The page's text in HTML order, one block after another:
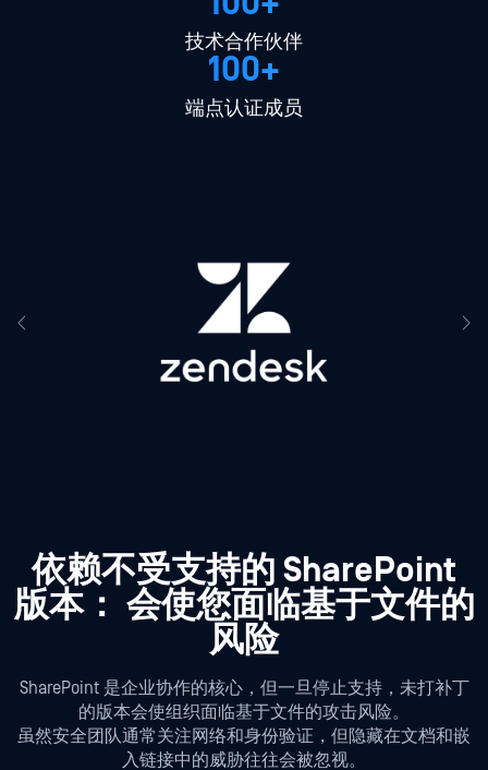
技术合作伙伴
100+
端点认证成员
依赖不受支持的 SharePoint
版本： 会使您面临基于文件的
风险
SharePoint 是企业协作的核心，但一旦停止支持，未打补丁
的版本会使组织面临基于文件的攻击风险。
虽然安全团队通常关注网络和身份验证，但隐藏在文档和嵌
入链接中的威胁往往会被忽视。